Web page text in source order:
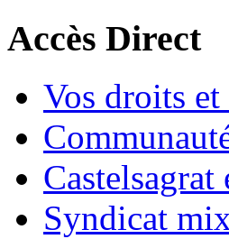
Accès Direct
Vos droits
Castelsagrat
Syndicat